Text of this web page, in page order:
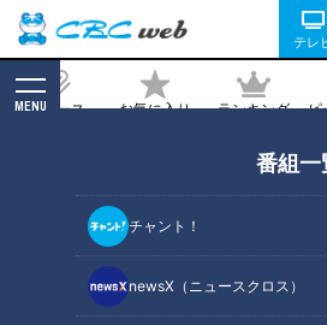
テレ
ニュース お気に入り ランキング ピ
MENU
番組一
チャント！
newsX（ニュースクロス）
す）」…全て英語で会話！
高校生たちに名東高校 国